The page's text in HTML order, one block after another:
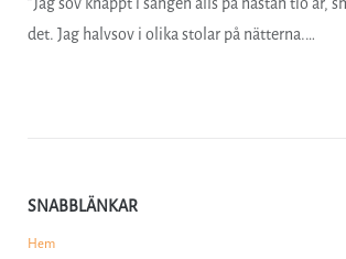
”Jag sov knappt i sängen alls på nästan tio år,
det. Jag halvsov i olika stolar på nätterna.…
SNABBLÄNKAR
Hem